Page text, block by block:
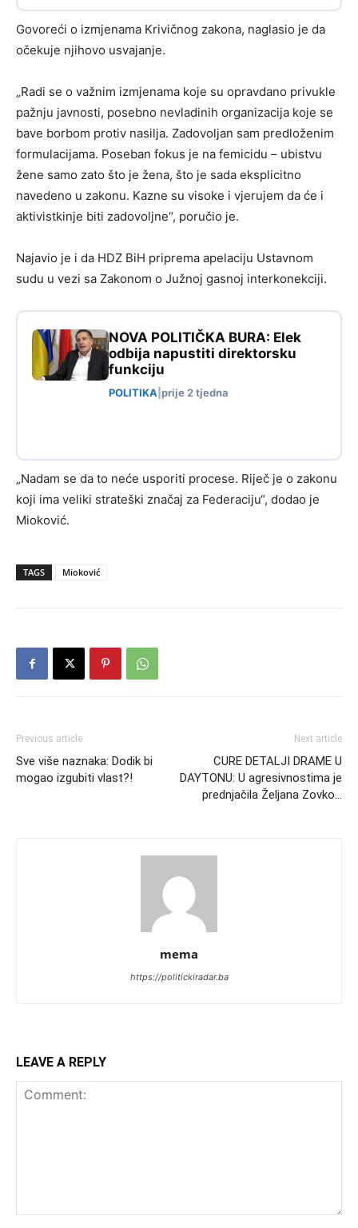
Govoreći o izmjenama Krivičnog zakona, naglasio je da
očekuje njihovo usvajanje.
„Radi se o važnim izmjenama koje su opravdano privukle
pažnju javnosti, posebno nevladinih organizacija koje se
bave borbom protiv nasilja. Zadovoljan sam predloženim
formulacijama. Poseban fokus je na femicidu – ubistvu
žene samo zato što je žena, što je sada eksplicitno
navedeno u zakonu. Kazne su visoke i vjerujem da će i
aktivistkinje biti zadovoljne“, poručio je.
Najavio je i da HDZ BiH priprema apelaciju Ustavnom
sudu u vezi sa Zakonom o Južnoj gasnoj interkonekciji.
NOVA POLITIČKA BURA: Elek
odbija napustiti direktorsku
funkciju
POLITIKA prije 2 tjedna
„Nadam se da to neće usporiti procese. Riječ je o zakonu
koji ima veliki strateški značaj za Federaciju“, dodao je
Mioković.
TAGS Mioković
Previous article
Sve više naznaka: Dodik bi
mogao izgubiti vlast?!
Next article
CURE DETALJI DRAME U
DAYTONU: U agresivnostima je
prednjačila Željana Zovko…
mema
https://politickiradar.ba
LEAVE A REPLY